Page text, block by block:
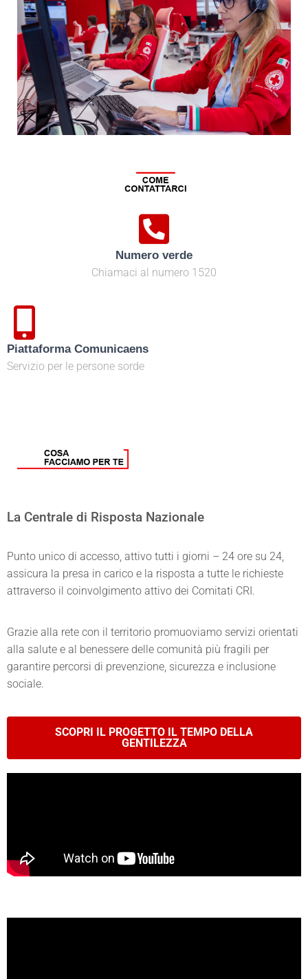
Numero verde
Chiamaci al numero 1520
Piattaforma Comunicaens
Servizio per le persone sorde
La Centrale di Risposta Nazionale
Punto unico di accesso, attivo tutti i giorni – 24 ore su 24,
assicura la presa in carico e la risposta a tutte le richieste
attraverso il coinvolgimento attivo dei Comitati CRI.
Grazie alla rete con il territorio promuoviamo servizi orientati
alla salute e al benessere delle comunità più fragili per
garantire percorsi di prevenzione, sicurezza e inclusione
sociale.
SCOPRI IL PROGETTO IL TEMPO DELLA
GENTILEZZA